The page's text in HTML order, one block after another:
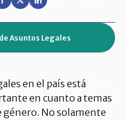
Asuntos Legales
en el país está
en cuanto a temas
género. No solamente